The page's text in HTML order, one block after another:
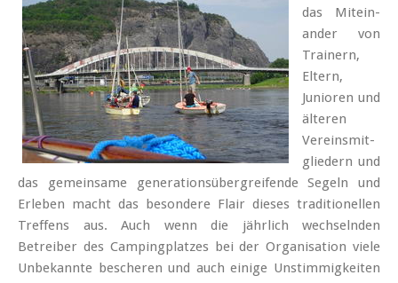
das Mitein­
ander von
Trainern,
Eltern,
Junioren und
älteren
Vereins­mit­
gliedern und
das gemeinsame generations­über­greifende Segeln und
Erleben macht das besondere Flair dieses traditionellen
Treffens aus. Auch wenn die jährlich wechselnden
Betreiber des Camping­platzes bei der Organisation viele
Unbekannte bescheren und auch einige Unstimmig­keiten